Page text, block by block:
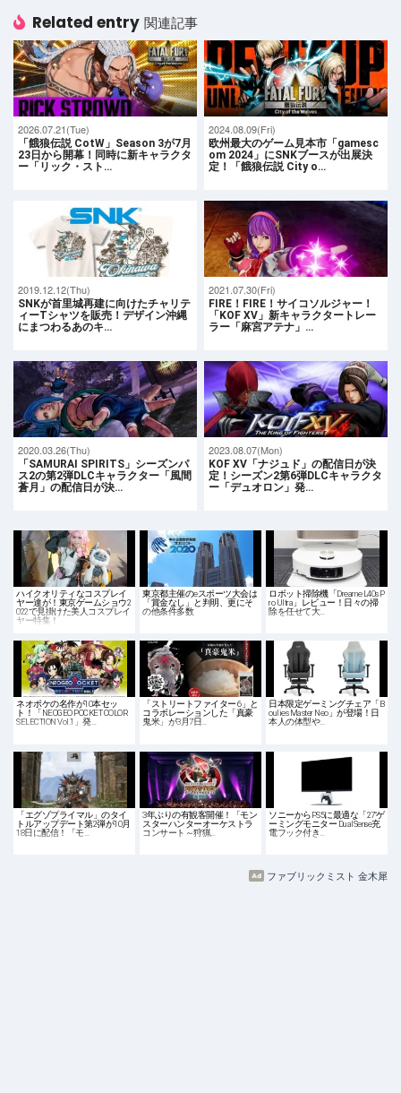
Related entry 関連記事
2026.07.21(Tue)
「餓狼伝説 CotW」Season 3が7月
23日から開幕！同時に新キャラクタ
ー「リック・スト…
2024.08.09(Fri)
欧州最大のゲーム見本市「gamesc
om 2024」にSNKブースが出展決
定！「餓狼伝説 City o…
2019.12.12(Thu)
SNKが首里城再建に向けたチャリテ
ィーTシャツを販売！デザイン沖縄
にまつわるあのキ…
2021.07.30(Fri)
FIRE！FIRE！サイコソルジャー！
「KOF XV」新キャラクタートレー
ラー「麻宮アテナ」…
2020.03.26(Thu)
「SAMURAI SPIRITS」シーズンパ
ス2の第2弾DLCキャラクター「風間
蒼月」の配信日が決…
2023.08.07(Mon)
KOF XV「ナジュド」の配信日が決
定！シーズン2第6弾DLCキャラクタ
ー「デュオロン」発…
ハイクオリティなコスプレイ
ヤー達が！東京ゲームショウ2
022で見掛けた美人コスプレイ
ヤー特集！
東京都主催のeスポーツ大会は
「賞金なし」と判明、更にそ
の他条件多数
ロボット掃除機「Dreame L40s P
ro Ultra」レビュー！日々の掃
除を任せて大…
ネオポケの名作が10本セッ
ト！「NEOGEO POCKET COLOR
SELECTION Vol.1」発…
「ストリートファイター 6」と
コラボレーションした「真豪
鬼米」が3月7日…
日本限定ゲーミングチェア「B
oulies Master Neo」が登場！日
本人の体型や…
「エグゾプライマル」のタイ
トルアップデート第2弾が10月
18日に配信！「モ…
3年ぶりの有観客開催！「モン
スターハンターオーケストラ
コンサート～狩猟…
ソニーからPS5に最適な「27"ゲ
ーミングモニター DualSense充
電フック付き…
ファブリックミスト 金木犀